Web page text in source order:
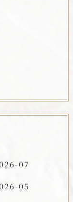
07
05